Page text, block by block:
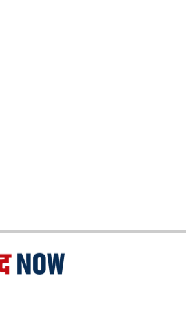
संबंधी समस्याएं भी थी। ऐसे में
टेस्ट सीरीज के लिए टीम इंडिया
में बुरी तरह फ्लॉप हुए हैं।